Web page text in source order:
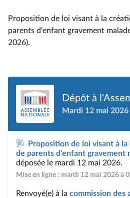
Proposition de loi visant à la
parents d'enfant gravement
2026).
Dépôt à
Mardi 12 mai 2026
Proposition de loi visant à
de parents d'enfant gravement
déposée le mardi 12 mai 2026.
Mise en ligne : mardi 12 mai 2026 à
Renvoyé(e) à la commission des